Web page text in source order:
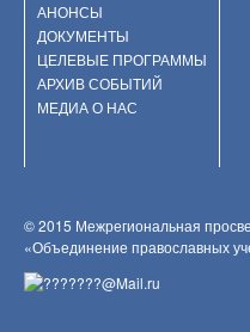
АНОНСЫ
ДОКУМЕНТЫ
ЦЕЛЕВЫЕ ПРОГРАММЫ
АРХИВ СОБЫТИЙ
МЕДИА О НАС
© 2015 Межрегиональная
«Объединение православных